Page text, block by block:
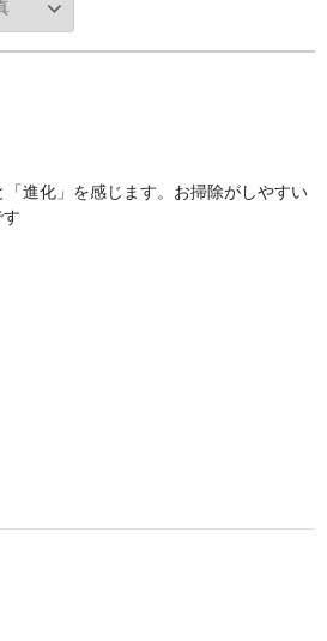
進化」を感じます。お掃除がしやすい